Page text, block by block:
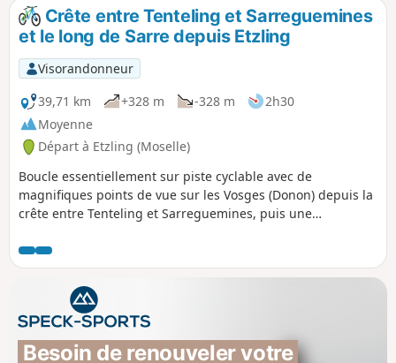
Crête entre Tenteling et Sarreguemines
et le long de Sarre depuis Etzling
Visorandonneur
39,71 km
+328 m -328 m
2h30
Moyenne
Départ à Etzling (Moselle)
Boucle essentiellement sur piste cyclable avec de
magnifiques points de vue sur les Vosges (Donon) depuis la
crête entre Tenteling et Sarreguemines, puis une
Besoin de renouveler votre